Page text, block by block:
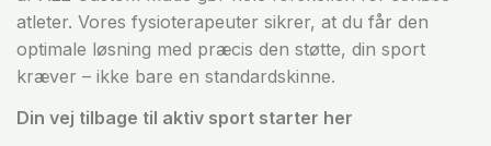
atleter. Vores fysioterapeuter sikrer, at du får den
optimale løsning med præcis den støtte, din sport
kræver – ikke bare en standardskinne.
Din vej tilbage til aktiv sport starter her